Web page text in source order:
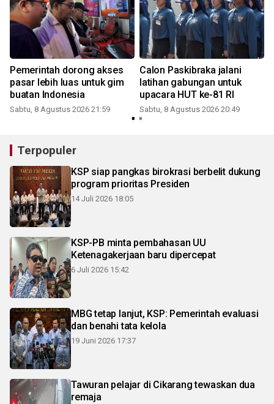
Pemerintah dorong akses
pasar lebih luas untuk gim
buatan Indonesia
Sabtu, 8 Agustus 2026 21:59
Calon Paskibraka jalani
latihan gabungan untuk
upacara HUT ke-81 RI
Sabtu, 8 Agustus 2026 20:49
Terpopuler
KSP siap pangkas birokrasi berbelit dukung
program prioritas Presiden
14 Juli 2026 18:05
KSP-PB minta pembahasan UU
Ketenagakerjaan baru dipercepat
6 Juli 2026 15:42
MBG tetap lanjut, KSP: Pemerintah evaluasi
dan benahi tata kelola
19 Juni 2026 17:37
Tawuran pelajar di Cikarang tewaskan dua
remaja